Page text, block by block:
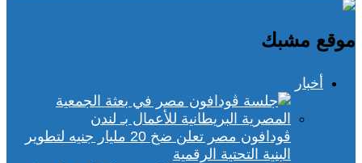
موقع مشبك
أخبار
ڤودافون مصر تعلن ضخ 20 مليار جنيه لتطوير
البنية التحتية الرقمية